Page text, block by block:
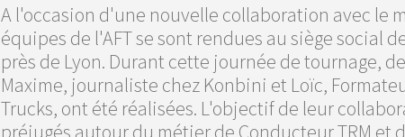
A l'occasion d'une nouvelle collaboration avec le
équipes de l'AFT se sont rendues au siège social
près de Lyon. Durant cette journée de tournage,
Maxime, journaliste chez Konbini et Loïc,
Trucks, ont été réalisées. L'objectif de leur
préjugés autour du métier de Conducteur TRM et